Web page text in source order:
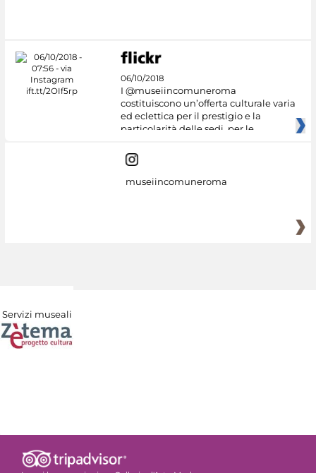
06/10/2018
I @museiincomuneroma
costituiscono un’offerta culturale varia
ed eclettica per il prestigio e la
particolarità delle sedi, per le
museiincomuneroma
Servizi museali